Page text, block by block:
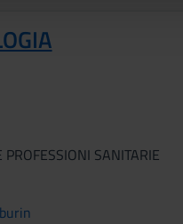
PROFESSIONI SANITARIE